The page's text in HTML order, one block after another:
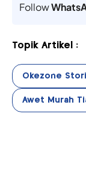
Follow
Topik Artikel :
Okezone
Awet Murah